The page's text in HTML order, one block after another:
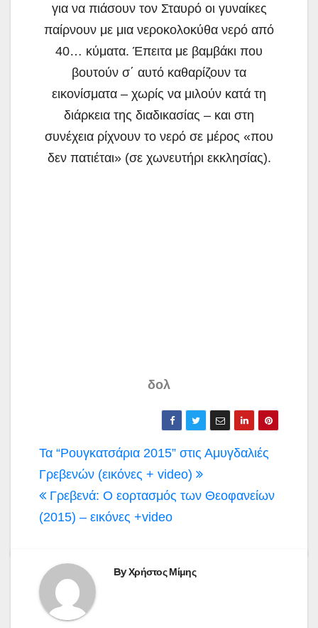
για να πιάσουν τον Σταυρό οι γυναίκες
παίρνουν με μια νεροκολοκύθα νερό από
40… κύματα. Έπειτα με βαμβάκι που
βουτούν σ΄ αυτό καθαρίζουν τα
εικονίσματα – χωρίς να μιλούν κατά τη
διάρκεια της διαδικασίας – και στη
συνέχεια ρίχνουν το νερό σε μέρος «που
δεν πατιέται» (σε χωνευτήρι εκκλησίας).
δολ
Πλοήγηση
άρθρων
Τα “Ρουγκατσάρια 2015” στις Αμυγδαλιές
Γρεβενών (εικόνες + video)
Γρεβενά: Ο εορτασμός των Θεοφανείων
(2015) – εικόνες +video
ByΧρήστος Μίμης